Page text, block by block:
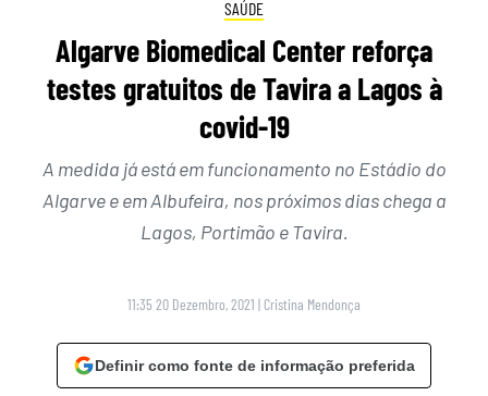
SAÚDE
Algarve Biomedical Center reforça
testes gratuitos de Tavira a Lagos à
covid-19
A medida já está em funcionamento no Estádio do
Algarve e em Albufeira, nos próximos dias chega a
Lagos, Portimão e Tavira.
11:35 20 Dezembro, 2021 | Cristina Mendonça
Definir como fonte de informação preferida